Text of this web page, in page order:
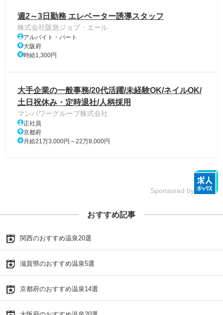
週2～3日勤務 エレベーター誘導スタッフ
株式会社阪急ジョブ・エール
アルバイト・パート
大阪府
時給1,300円
大手企業の一般事務/20代活躍/未経験OK/ネイルOK/
土日祝休み・定時退社/人柄採用
マンパワーグループ株式会社
正社員
京都府
月給21万3,000円～22万8,000円
Sponsored by
おすすめ記事
関西のおすすめ温泉20選
滋賀県のおすすめ温泉5選
京都府のおすすめ温泉14選